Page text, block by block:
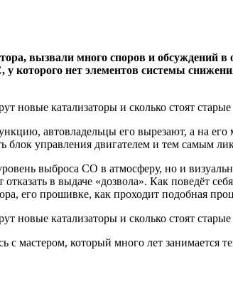
вызвали много споров и обсуждений
которого нет элементов системы
автовладельцы его вырезают, а на его
управления двигателем и тем самым
выброса СО в атмосферу, но и
отказать в выдаче «дозвола». Как поведёт
его прошивке, как проходит подобная
который много лет занимается